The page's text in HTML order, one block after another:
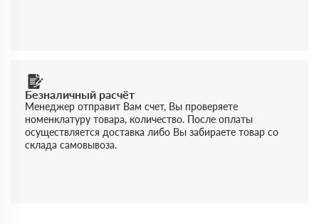
Безналичный расчёт
Менеджер отправит Вам счет, Вы проверяете
номенклатуру товара, количество. После оплаты
осуществляется доставка либо Вы забираете товар со
склада самовывоза.